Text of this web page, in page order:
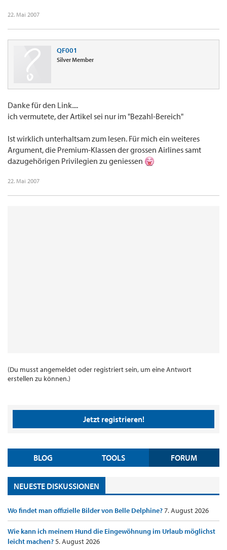
22. Mai 2007
QF001
Silver Member
Danke für den Link....
ich vermutete, der Artikel sei nur im "Bezahl-Bereich"
Ist wirklich unterhaltsam zum lesen. Für mich ein weiteres
Argument, die Premium-Klassen der grossen Airlines samt
dazugehörigen Privilegien zu geniessen
22. Mai 2007
(Du musst angemeldet oder registriert sein, um eine Antwort
erstellen zu können.)
Jetzt registrieren!
BLOG TOOLS FORUM
NEUESTE DISKUSSIONEN
Wo findet man offizielle Bilder von Belle Delphine?7. August 2026
Wie kann ich meinem Hund die Eingewöhnung im Urlaub möglichst
leicht machen?5. August 2026